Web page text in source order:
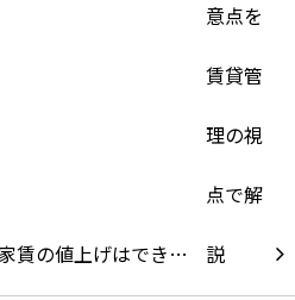
賃の値上げはでき…